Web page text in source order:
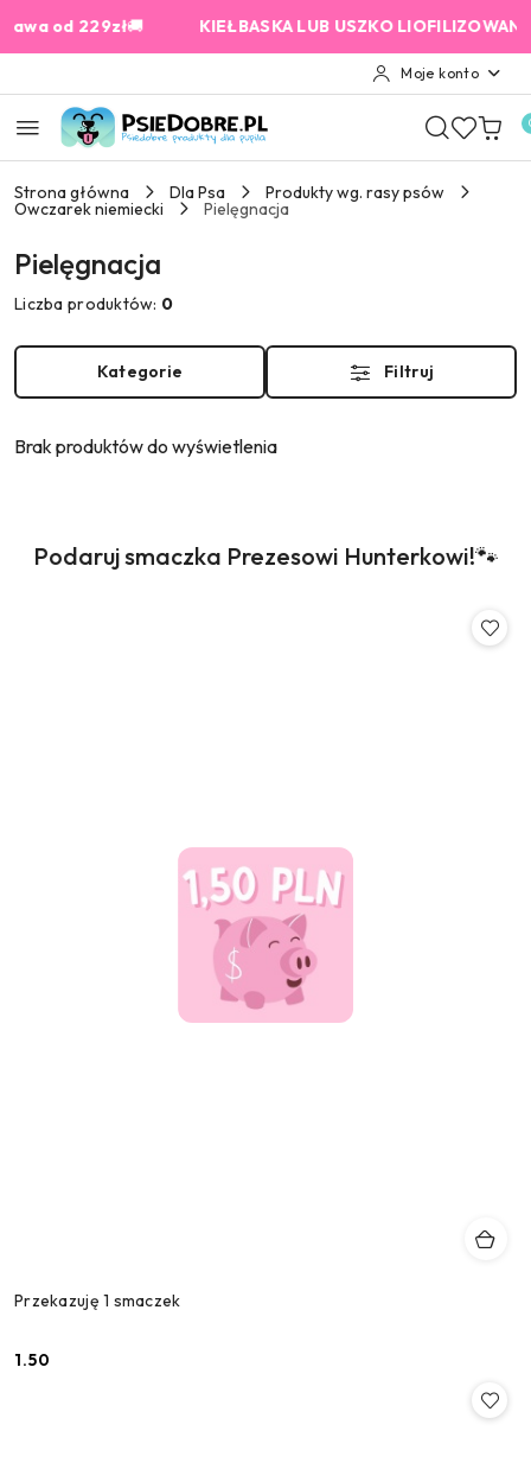
Przejdź do treści głównej
Przejdź do wyszukiwarki
Przejdź do moje konto
Przejdź do menu głównego
Przejdź do stopki
od 229zł🚚 KIEŁBASKA LUB USZKO LIOFILIZOWANE od
Moje konto
Strona główna Dla Psa Produkty wg. rasy psów
Owczarek niemiecki Pielęgnacja
Pielęgnacja
Liczba produktów: 0
Kategorie Filtruj
Brak produktów do wyświetlenia
Pomiń karuzelę produktów
Produkty
Podaruj smaczka Prezesowi Hunterkowi!🐾
Przekazuję 1 smaczek
Cena:
1.50